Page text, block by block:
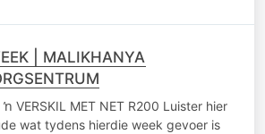
| MALIKHANYA
ŉ VERSKIL MET NET R200 Luister hier
wat tydens hierdie week gevoer is